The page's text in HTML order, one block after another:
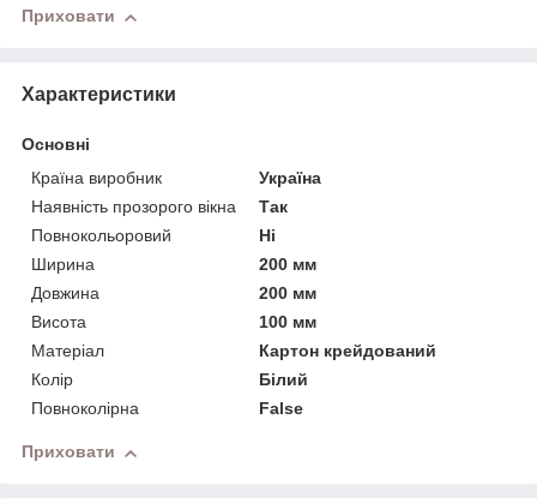
Приховати
Характеристики
Основні
Країна виробник
Україна
Наявність прозорого вікна
Так
Повнокольоровий
Ні
Ширина
200 мм
Довжина
200 мм
Висота
100 мм
Матеріал
Картон крейдований
Колір
Білий
Повноколірна
False
Приховати